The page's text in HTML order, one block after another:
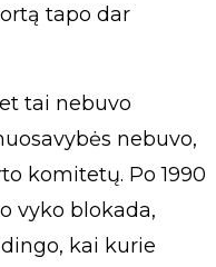
tapo dar
tai nebuvo
nebuvo,
komitetų. Po 1990
vyko blokada,
kai kurie